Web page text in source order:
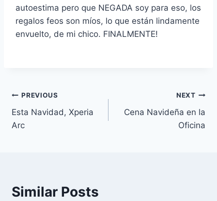
autoestima pero que NEGADA soy para eso, los
regalos feos son míos, lo que están lindamente
envuelto, de mi chico. FINALMENTE!
Navegación
de
PREVIOUS
Esta Navidad, Xperia
Arc
NEXT
Cena Navideña en la
Oficina
Similar Posts